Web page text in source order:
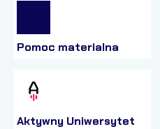
Pomoc materialna
Aktywny Uniwersytet